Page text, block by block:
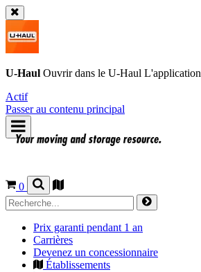
U-Haul Ouvrir dans le U-Haul L'application
Actif
Passer au contenu principal
0
Prix garanti pendant 1 an
Carrières
Devenez un concessionnaire
Établissements